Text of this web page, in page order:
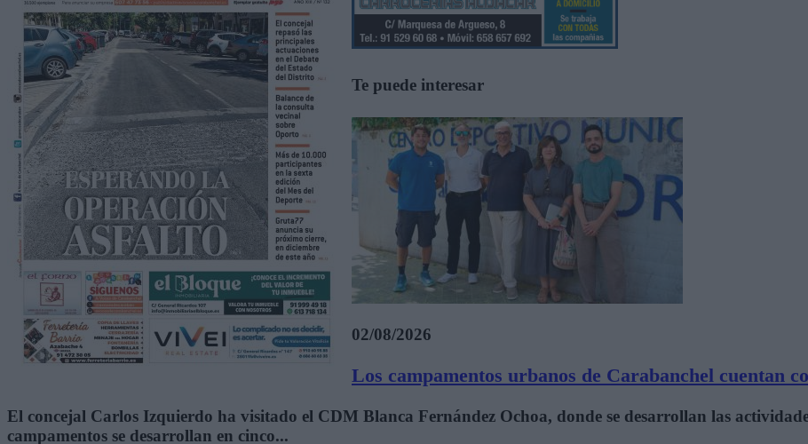
Te puede interesar
02/08/2026
Los campamentos urbanos de Carabanchel cuentan
El concejal Carlos Izquierdo ha visitado el CDM Blanca Fernández Ochoa, donde se desarrollan las
campamentos se desarrollan en cinco...